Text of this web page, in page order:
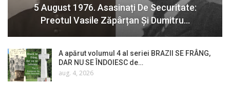
5 August 1976. Asasinați De Securitate:
Preotul Vasile Zăpârțan Și Dumitru…
A apărut volumul 4 al seriei BRAZII SE FRÂNG,
DAR NU SE ÎNDOIESC de…
aug. 4, 2026